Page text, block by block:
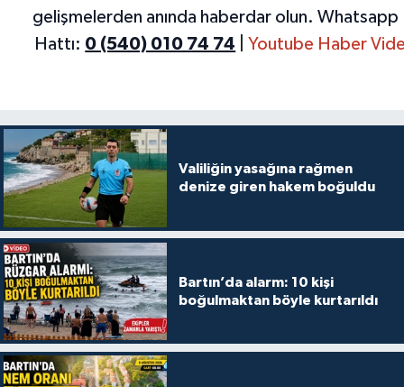
gelişmelerden anında haberdar olun. Whatsapp
Hattı: 0 (540) 010 74 74 |Youtube Haber
Valiliğin yasağına rağmen
denize giren hakem boğuldu
Bartın’da alarm: 10 kişi
boğulmaktan böyle kurtarıldı